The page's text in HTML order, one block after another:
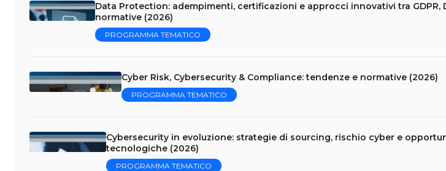
Data Protection: adempimenti, certificazioni e approcci innovativi tra GDPR,
normative (2026)
PROGRAMMA TEMATICO
Cyber Risk, Cybersecurity & Compliance: tendenze e normative (2026)
PROGRAMMA TEMATICO
Cybersecurity in evoluzione: strategie di sourcing, rischio cyber e
tecnologiche (2026)
PROGRAMMA TEMATICO